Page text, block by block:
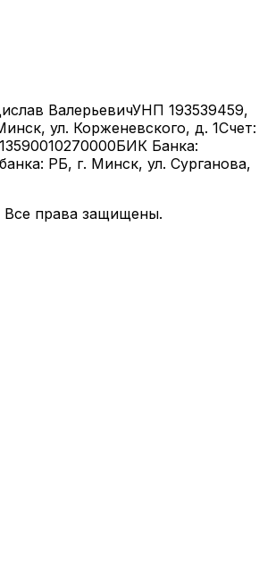
ВалерьевичУНП 193539459,
ул. Корженевского, д. 1Счет:
БИК Банка:
РБ, г. Минск, ул. Сурганова,
Все права защищены.